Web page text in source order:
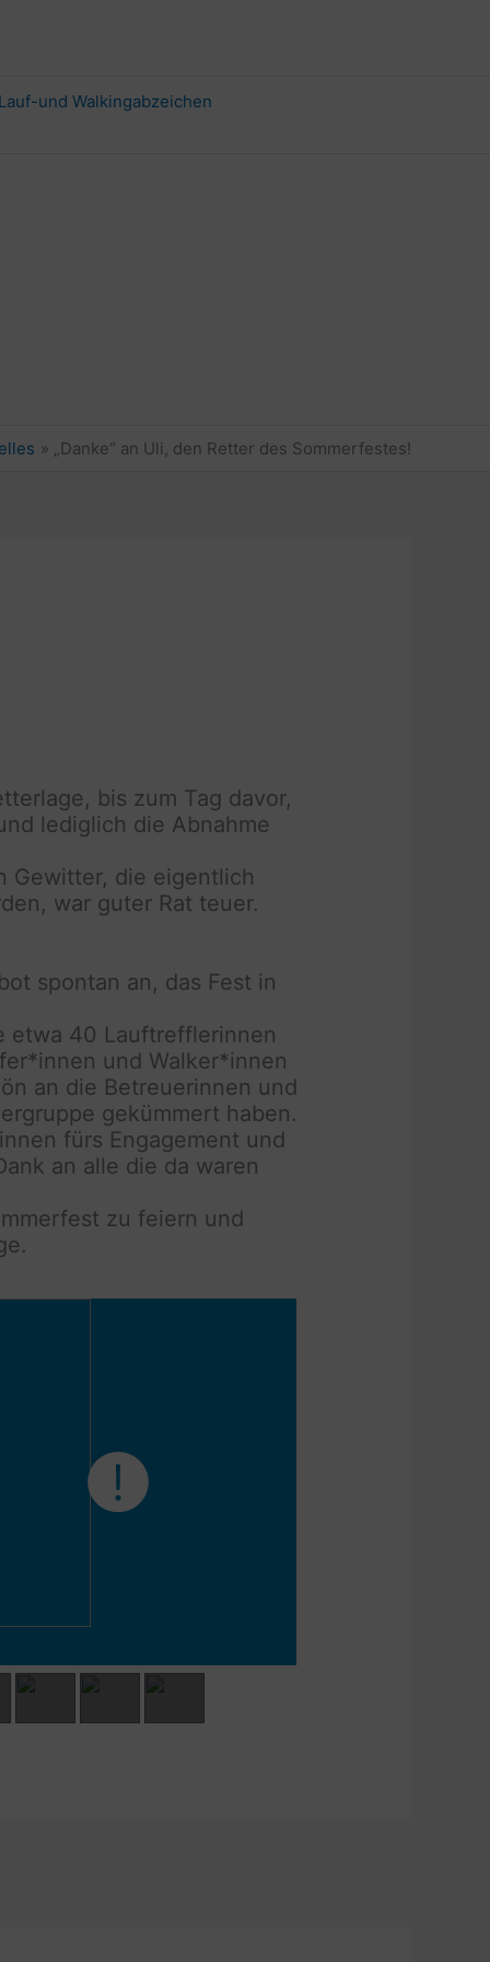
und Walkingabzeichen
„Danke“ an Uli, den Retter des Sommerfestes!
bis zum Tag davor,
lediglich die Abnahme
Gewitter, die eigentlich
war guter Rat teuer.
spontan an, das Fest in
etwa 40 Lauftrefflerinnen
und Walker*innen
an die Betreuerinnen und
gekümmert haben.
fürs Engagement und
an alle die da waren
zu feiern und